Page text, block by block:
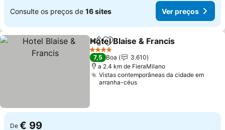
Consulte os preços de 16 sites Ver preços
PartilharAdicionar aos favoritos
Hotel Blaise & Francis
4 Estrelas
7,5 Boa
3.610
a 2.4 km de FieraMilano
Vistas contemporâneas da cidade em
arranha-céus
De € 99